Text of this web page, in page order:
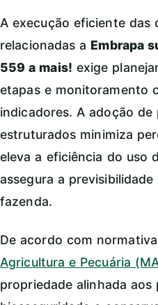
A execução eficiente das
relacionadas a Embrapa
559 a mais! exige
etapas e monitoramento
indicadores. A adoção de
estruturados minimiza
eleva a eficiência do uso
assegura a
fazenda.
De acordo com
Agricultura e Pecuária
propriedade alinhada aos